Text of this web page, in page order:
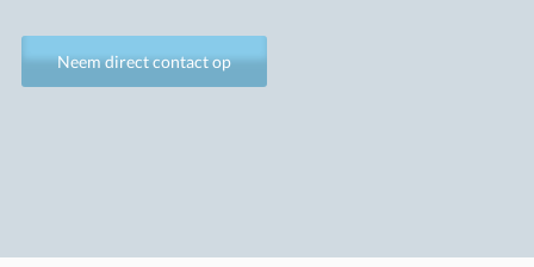
Neem direct contact op